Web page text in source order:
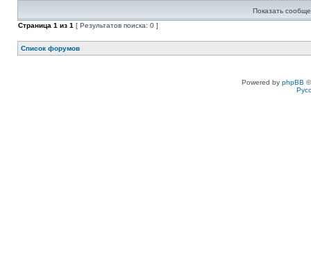
Показать
Страница 1 из 1 [ Результатов поиска: 0 ]
Список форумов
Powered by phpBB